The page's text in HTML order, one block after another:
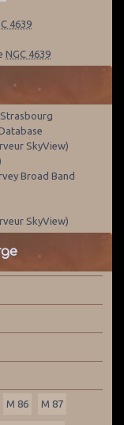
4639
NGC 4639
SkyView)
Broad Band
SkyView)
M 86 M 87